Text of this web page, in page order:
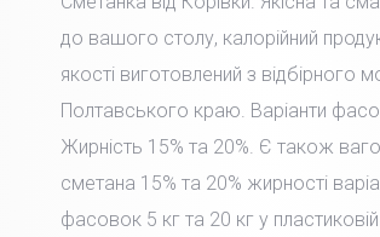
до вашого столу, калорійний
якості виготовлений з відбірного
Полтавського краю. Варіанти
Жирність 15% та 20%. Є також
сметана 15% та 20% жирності
фасовок 5 кг та 20 кг у пластиковій